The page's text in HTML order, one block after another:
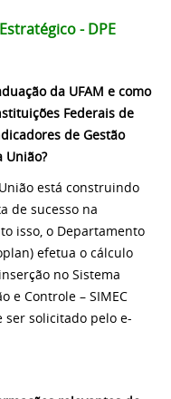
- DPE
da UFAM e como
Federais de
de Gestão
União?
está construindo
de sucesso na
isso, o Departamento
efetua o cálculo
no Sistema
e Controle – SIMEC
ser solicitado pelo e-